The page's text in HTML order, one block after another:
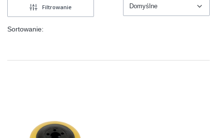
Filtrowanie
Sortowanie:
Domyślne